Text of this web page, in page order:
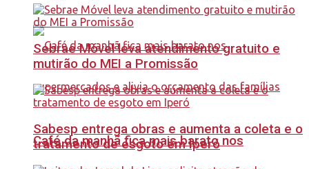
Café da manhã fica mais barato nos
Sebrae Móvel leva atendimento gratuito e
mutirão do MEI a Promissão
Sabesp entrega obras e aumenta a coleta e o
tratamento de esgoto em Iperó